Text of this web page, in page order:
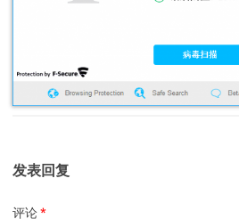
发表回复
评论*